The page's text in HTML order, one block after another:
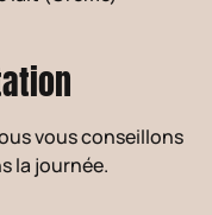
vous conseillons
la journée.